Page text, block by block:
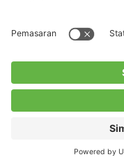
BUCHI Worldwide
Blogs
Linkedin